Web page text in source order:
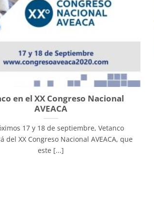
en el XX Congreso Nacional
AVEACA
17 y 18 de septiembre, Vetanco
del XX Congreso Nacional AVEACA, que
este [...]